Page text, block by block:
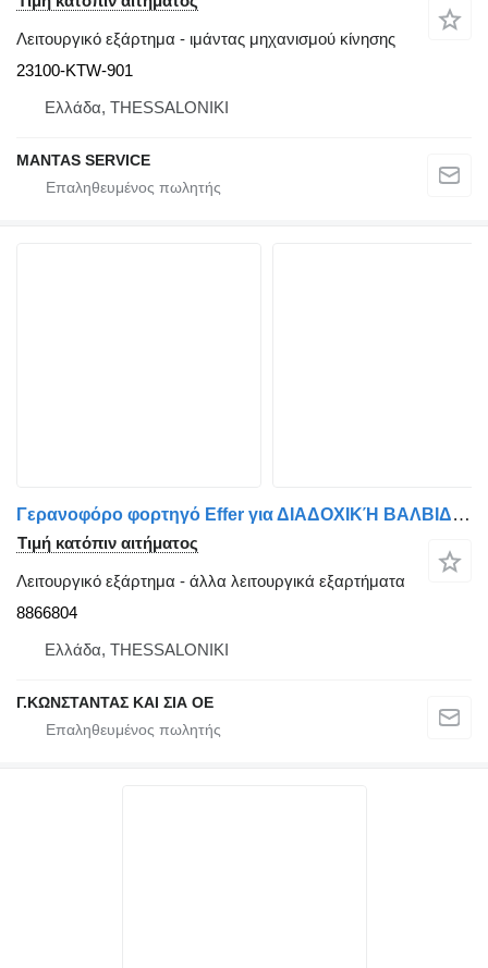
Λειτουργικό εξάρτημα - ιμάντας μηχανισμού κίνησης
23100-KTW-901
Ελλάδα, THESSALONIKI
MANTAS SERVICE
Γερανοφόρο φορτηγό Effer για ΔΙΑΔΟΧΙΚΉ ΒΑΛΒΙΔΑ ΤΗΛΕΣΚΟΠΙΚΟΥ ΕΜΒΟΛΟΥ HIAB 8866804
Τιμή κατόπιν αιτήματος
Λειτουργικό εξάρτημα - άλλα λειτουργικά εξαρτήματα
8866804
Ελλάδα, THESSALONIKI
Γ.ΚΩΝΣΤΑΝΤΑΣ ΚΑΙ ΣΙΑ ΟΕ